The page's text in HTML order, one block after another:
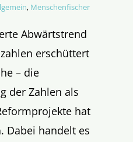
, Menschenfischer
Abwärtstrend
erschüttert
– die
der Zahlen als
hat
Dabei handelt es